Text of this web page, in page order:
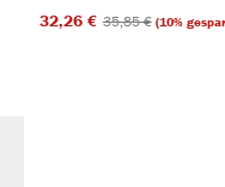
32,26 €​ 35,85 €​(10%